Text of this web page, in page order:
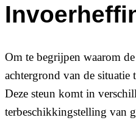
Om te begrijpen waarom
achtergrond van de
Deze steun komt in
terbeschikkingstelling van